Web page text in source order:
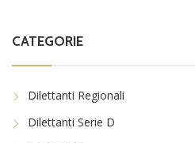
CATEGORIE
Dilettanti Regionali
Dilettanti Serie D